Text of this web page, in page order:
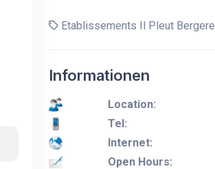
Etablissements Il Pleut Bergere
Informationen
Location:
Tel:
Internet:
Open Hours: